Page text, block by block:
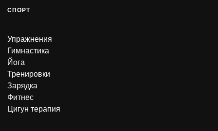
СПОРТ
Упражнения
Гимнастика
Йога
Тренировки
Зарядка
Фитнес
Цигун терапия